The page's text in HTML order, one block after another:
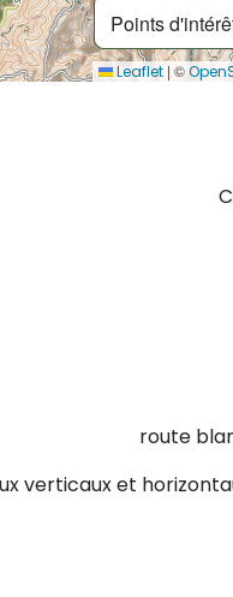
Points
Leaflet | ©
route
verticaux et